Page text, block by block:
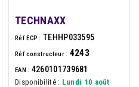
TECHNAXX
Réf ECP : TEHHP033595
Réf constructeur : 4243
EAN : 4260101739681
Disponibilité : Lundi 10 août